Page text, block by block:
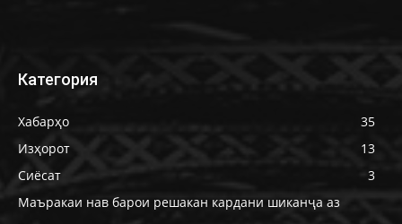
Категория
Хабарҳо
35
Изҳорот
13
Сиёсат
3
Маъракаи нав барои решакан кардани шиканҷа аз